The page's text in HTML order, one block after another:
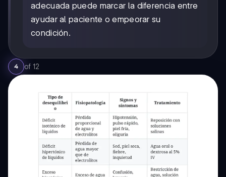
adecuada puede marcar la diferencia entre
ayudar al paciente o empeorar su
condición.
4 of 12